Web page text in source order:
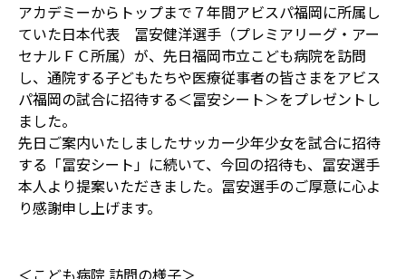
アカデミーからトップまで７年間アビスパ福岡に所属し
ていた日本代表 冨安健洋選手（プレミアリーグ・アー
セナルＦＣ所属）が、先日福岡市立こども病院を訪問
し、通院する子どもたちや医療従事者の皆さまをアビス
パ福岡の試合に招待する＜冨安シート＞をプレゼントし
ました。
先日ご案内いたしましたサッカー少年少女を試合に招待
する「冨安シート」に続いて、今回の招待も、冨安選手
本人より提案いただきました。冨安選手のご厚意に心よ
り感謝申し上げます。
＜こども病院 訪問の様子＞